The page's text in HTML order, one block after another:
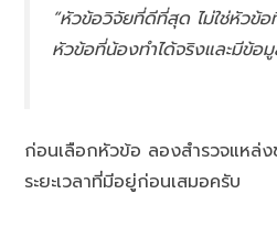
“หัวข้อวิจัยที่ดีที่สุด ไม่ใช่หัวข้
หัวข้อที่น้องทำได้จริงและมีข้อ
ก่อนเลือกหัวข้อ ลองสำรวจแหล่
ระยะเวลาที่มีอยู่ก่อนเสมอครับ